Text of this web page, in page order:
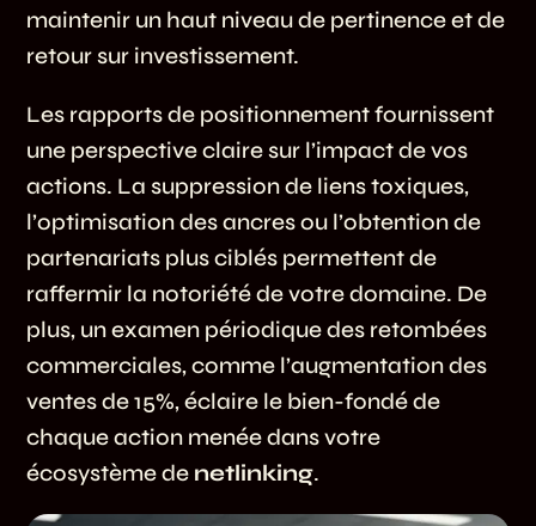
maintenir un haut niveau de pertinence et de
retour sur investissement.
Les rapports de positionnement fournissent
une perspective claire sur l’impact de vos
actions. La suppression de liens toxiques,
l’optimisation des ancres ou l’obtention de
partenariats plus ciblés permettent de
raffermir la notoriété de votre domaine. De
plus, un examen périodique des retombées
commerciales, comme l’augmentation des
ventes de 15%, éclaire le bien-fondé de
chaque action menée dans votre
écosystème de netlinking.